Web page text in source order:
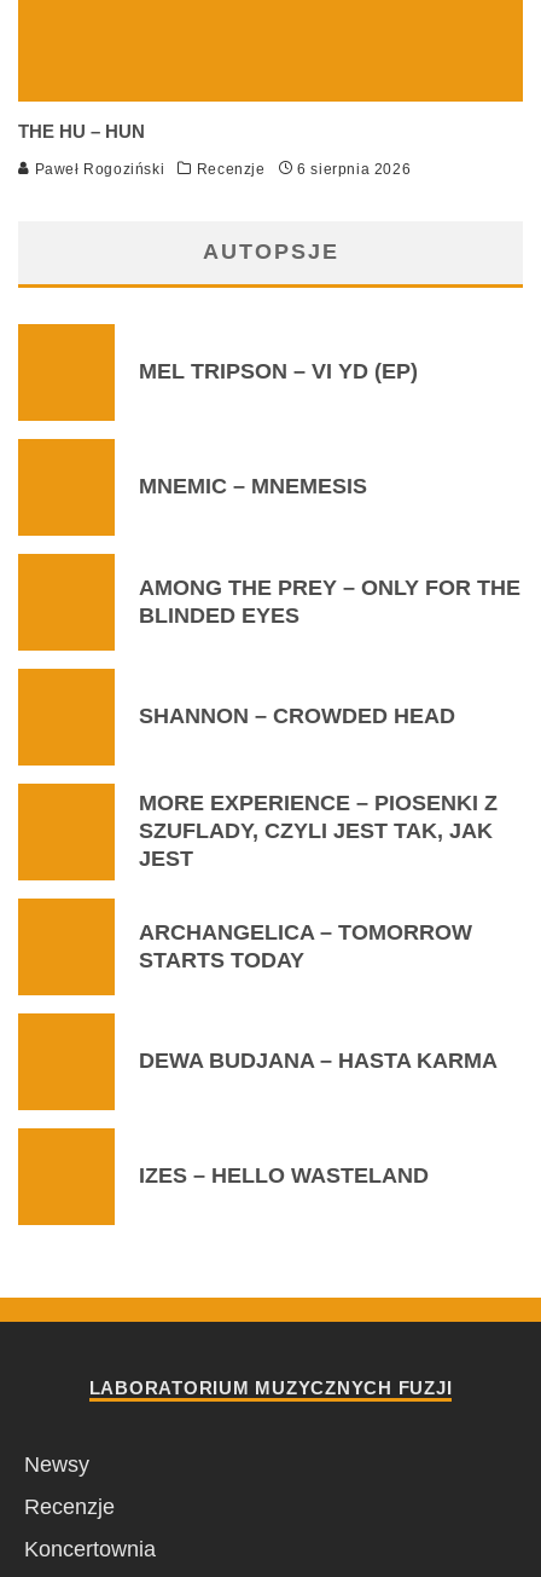
THE HU – HUN
Paweł Rogoziński Recenzje 6 sierpnia 2026
AUTOPSJE
MEL TRIPSON – VI YD (EP)
MNEMIC – MNEMESIS
AMONG THE PREY – ONLY FOR THE
BLINDED EYES
SHANNON – CROWDED HEAD
MORE EXPERIENCE – PIOSENKI Z
SZUFLADY, CZYLI JEST TAK, JAK
JEST
ARCHANGELICA – TOMORROW
STARTS TODAY
DEWA BUDJANA – HASTA KARMA
IZES – HELLO WASTELAND
LABORATORIUM MUZYCZNYCH FUZJI
Newsy
Recenzje
Koncertownia